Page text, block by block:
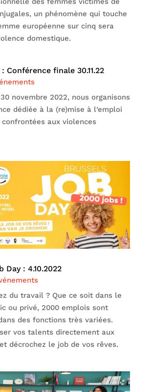
un phénomène qui touche
européenne sur cinq sera
domestique.
Conférence finale 30.11.22
novembre 2022, nous organisons
dédiée à la (re)mise à l’emploi
aux violences
Day : 4.10.2022
du travail ? Que ce soit dans le
ou privé, 2000 emplois sont
des fonctions très variées.
vos talents directement aux
décrochez le job de vos rêves.